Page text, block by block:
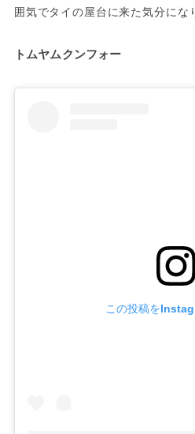
囲気でタイの屋台に来た気分にな
トムヤムクンフォー
この投稿を